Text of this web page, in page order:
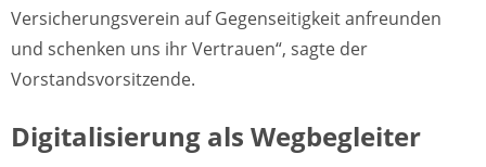
Versicherungsverein auf Gegenseitigkeit anfreunden
und schenken uns ihr Vertrauen“, sagte der
Vorstandsvorsitzende.
Digitalisierung als Wegbegleiter